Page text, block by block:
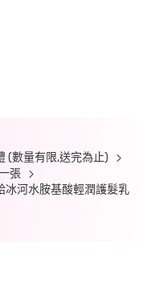
(數量有限,送完為止)
張
冰河水胺基酸輕潤護髮乳